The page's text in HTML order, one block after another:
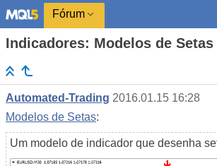
Fórum
Indicadores: Modelos de Setas
Automated-Trading 2016.01.15 16:28
Modelos de Setas:
Um modelo de indicador que desenha